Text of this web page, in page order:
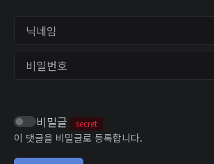
닉네임
비밀번호
비밀글 secret
이 댓글을 비밀글로 등록합니다.